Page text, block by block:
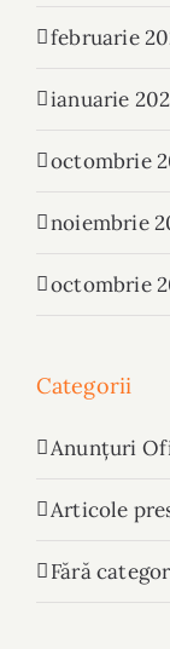
februarie
ianuarie
octombrie
noiembrie
octombrie
Categorii
Anunțuri
Articole
Fără